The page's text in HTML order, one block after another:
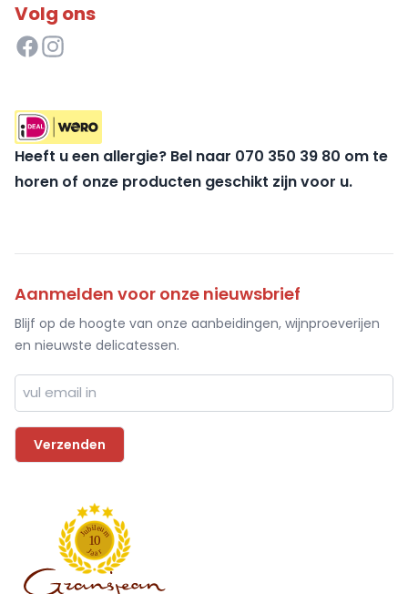
Volg ons
Heeft u een allergie? Bel naar 070 350 39 80 om te
horen of onze producten geschikt zijn voor u.
Aanmelden voor onze nieuwsbrief
Blijf op de hoogte van onze aanbeidingen, wijnproeverijen
en nieuwste delicatessen.
J
ubileum
10
Jaar